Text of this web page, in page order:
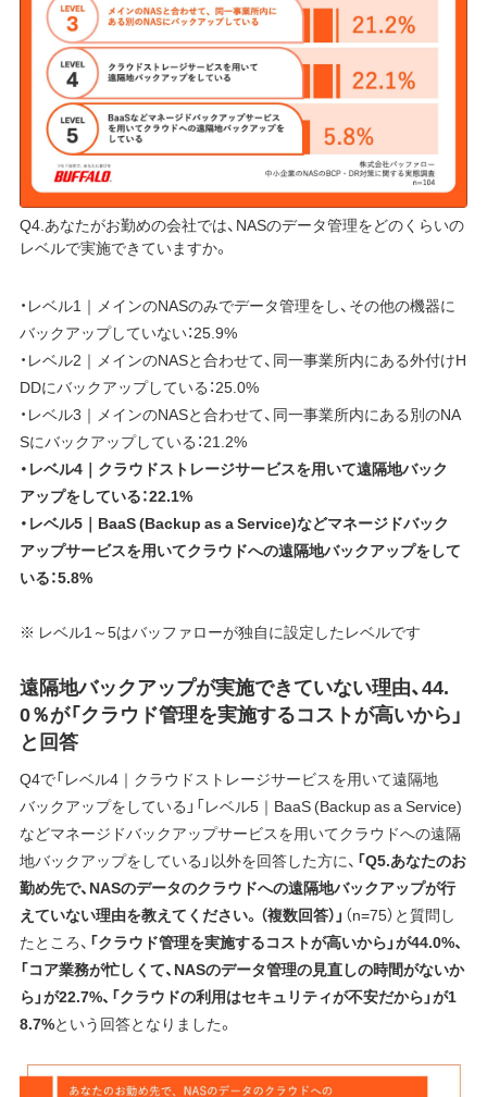
Q4.あなたがお勤めの会社では、NASのデータ管理をどのくらいの
レベルで実施できていますか。
・レベル1｜メインのNASのみでデータ管理をし、その他の機器に
バックアップしていない：25.9%
・レベル2｜メインのNASと合わせて、同一事業所内にある外付けH
DDにバックアップしている：25.0%
・レベル3｜メインのNASと合わせて、同一事業所内にある別のNA
Sにバックアップしている：21.2%
・レベル4｜クラウドストレージサービスを用いて遠隔地バック
アップをしている：22.1%
・レベル5｜BaaS (Backup as a Service)などマネージドバック
アップサービスを用いてクラウドへの遠隔地バックアップをして
いる：5.8%
※ レベル1～5はバッファローが独自に設定したレベルです
遠隔地バックアップが実施できていない理由、44.
0％が「クラウド管理を実施するコストが高いから」
と回答
Q4で「レベル4｜クラウドストレージサービスを用いて遠隔地
バックアップをしている」「レベル5｜BaaS (Backup as a Service)
などマネージドバックアップサービスを用いてクラウドへの遠隔
地バックアップをしている」以外を回答した方に、 「Q5.あなたのお
勤め先で、NASのデータのクラウドへの遠隔地バックアップが行
えていない理由を教えてください。（複数回答）」 （n=75）と質問し
たところ、 「クラウド管理を実施するコストが高いから」が44.0%、
「コア業務が忙しくて、NASのデータ管理の見直しの時間がないか
ら」が22.7%、「クラウドの利用はセキュリティが不安だから」が1
8.7%という回答となりました。